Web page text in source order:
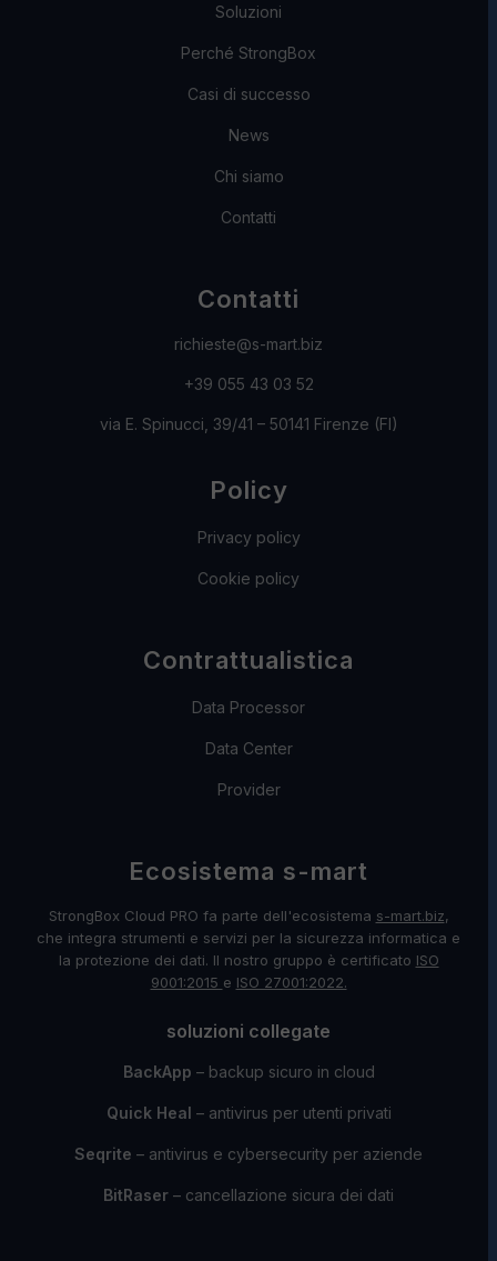
Soluzioni
Perché StrongBox
Casi di successo
News
Chi siamo
Contatti
Contatti
richieste@s-mart.biz
+39 055 43 03 52
via E. Spinucci, 39/41 – 50141 Firenze (FI)
Policy
Privacy policy
Cookie policy
Contrattualistica
Data Processor
Data Center
Provider
Ecosistema s-mart
StrongBox Cloud PRO fa parte dell'ecosistema s-mart.biz,
che integra strumenti e servizi per la sicurezza informatica e
la protezione dei dati. Il nostro gruppo è certificato ISO
9001:2015 e ISO 27001:2022.
soluzioni collegate
BackApp – backup sicuro in cloud
Quick Heal – antivirus per utenti privati
Seqrite – antivirus e cybersecurity per aziende
BitRaser – cancellazione sicura dei dati